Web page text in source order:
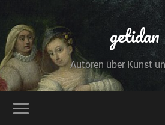
getidan
Autoren über Kunst